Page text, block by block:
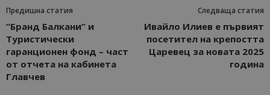
Предишна статия
“Бранд Балкани” и
Туристически
гаранционен фонд – част
от отчета на кабинета
Главчев
Следваща статия
Ивайло Илиев е първият
посетител на крепостта
Царевец за новата 2025
година